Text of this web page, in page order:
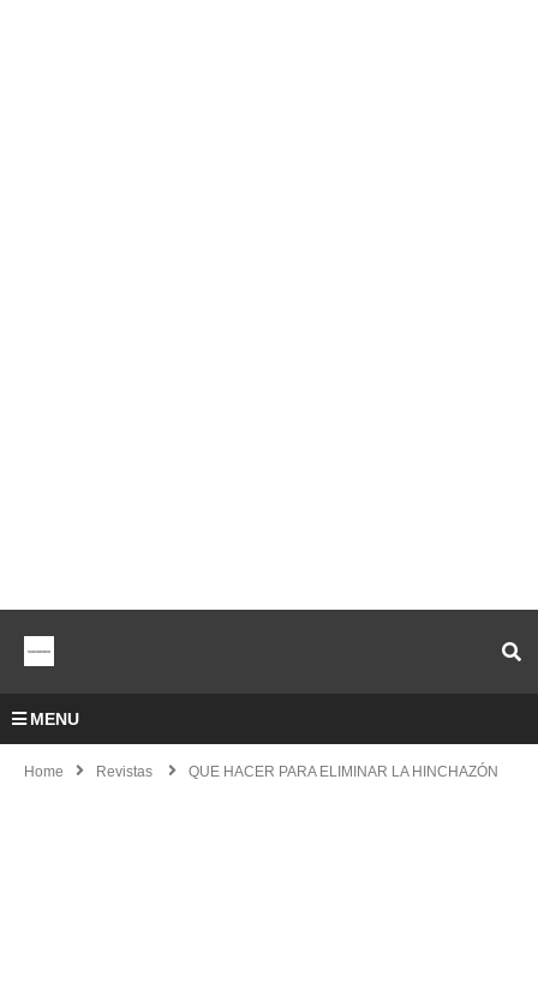
MENU
Home Revistas QUE HACER PARA ELIMINAR LA HINCHAZÓN